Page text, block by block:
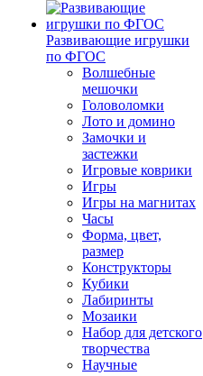
Развивающие игрушки
по ФГОС
Волшебные
мешочки
Головоломки
Лото и домино
Замочки и
застежки
Игровые коврики
Игры
Игры на магнитах
Часы
Форма, цвет,
размер
Конструкторы
Кубики
Лабиринты
Мозаики
Набор для детского
творчества
Научные